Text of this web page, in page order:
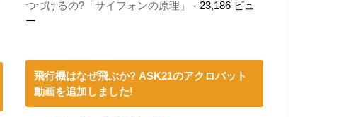
つづけるの?「サイフォンの原理」
- 23,186 ビュ
ー
飛行機はなぜ飛ぶか? ASK21のアクロバット
動画を追加しました!